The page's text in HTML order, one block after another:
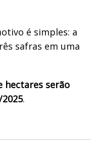
é simples: a
safras em uma
hectares serão
.